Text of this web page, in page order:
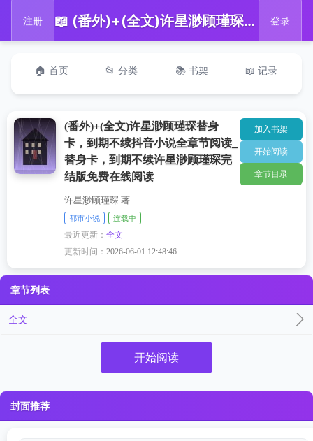
注册 📖 (番外)+(全文)许星渺顾瑾琛替身卡，到期不续抖音小说全章节阅读_替身卡，到期不续许星渺顾瑾琛完结版免费在线阅读 登录
🏠 首页 📂 分类 📚 书架 📖 记录
(番外)+(全文)许星渺顾瑾琛替身
卡，到期不续抖音小说全章节阅读_
替身卡，到期不续许星渺顾瑾琛完
结版免费在线阅读
许星渺顾瑾琛 著
都市小说 连载中
最近更新：全文
更新时间：2026-06-01 12:48:46
加入书架
开始阅读
章节目录
章节列表
全文
开始阅读
封面推荐